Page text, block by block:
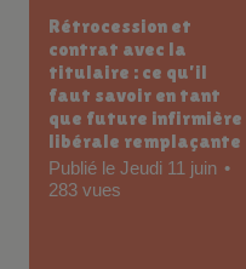
Comment et où
chercher un
remplacement
infirmier libéral ?
Publié le Jeudi 21 mai
340 vues